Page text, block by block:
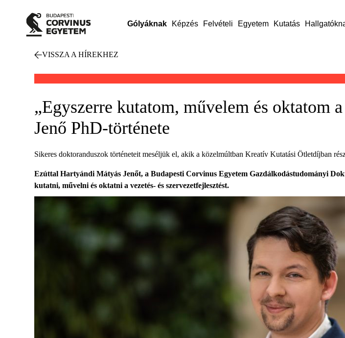
Gólyáknak Képzés Felvételi Egyetem Kutatás
VISSZA A HÍREKHEZ
„Egyszerre kutatom, művelem és oktatom
Jenő PhD-története
Sikeres doktoranduszok történeteit meséljük el, akik a közelmúltban Kreatív Kutatási Ötletdíjban
Ezúttal Hartyándi Mátyás Jenőt, a Budapesti Corvinus Egyetem Gazdálkodástudományi
kutatni, művelni és oktatni a vezetés- és szervezetfejlesztést.